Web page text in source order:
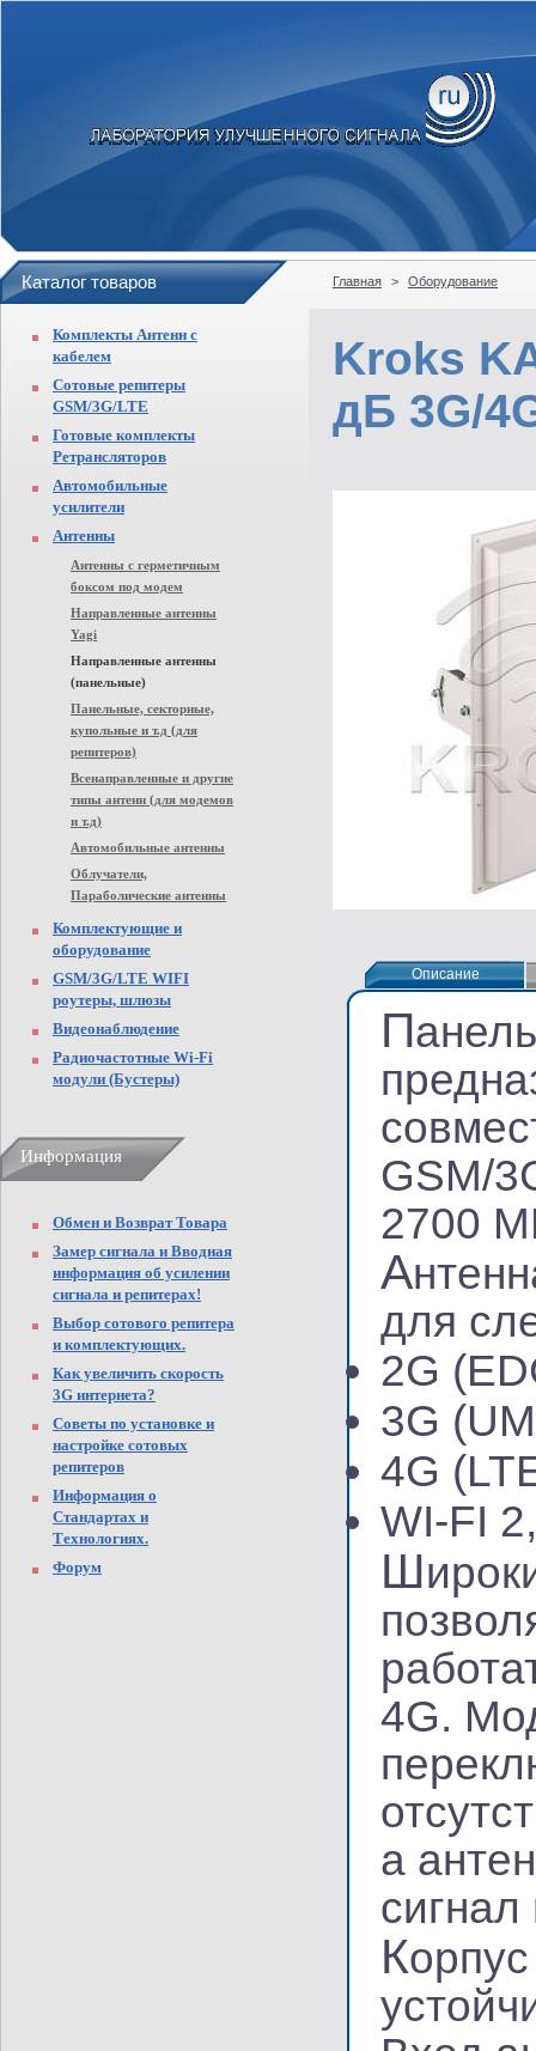
Каталог товаров
Комплекты Антенн с
кабелем
Сотовые репитеры
GSM/3G/LTE
Готовые комплекты
Ретрансляторов
Автомобильные
усилители
Антенны
Антенны с герметичным
боксом под модем
Направленные антенны
Yagi
Направленные антенны
(панельные)
Панельные, секторные,
купольные и т.д (для
репитеров)
Всенаправленные и другие
типы антенн (для модемов
и т.д)
Автомобильные антенны
Облучатели,
Параболические антенны
Комплектующие и
оборудование
GSM/3G/LTE WIFI
роутеры, шлюзы
Видеонаблюдение
Радиочастотные Wi-Fi
модули (Бустеры)
Информация
Обмен и Возврат Товара
Замер сигнала и Вводная
информация об усилении
сигнала и репитерах!
Выбор сотового репитера
и комплектующих.
Как увеличить скорость
3G интернета?
Советы по установке и
настройке сотовых
репитеров
Информация о
Стандартах и
Технологиях.
Форум
Главная > Оборудование
Kroks
дБ 3G/
Описание
Описание
П
GSM/
2700
А
для
2G
3G
4G
WI-FI
Ш
4G.
а
К